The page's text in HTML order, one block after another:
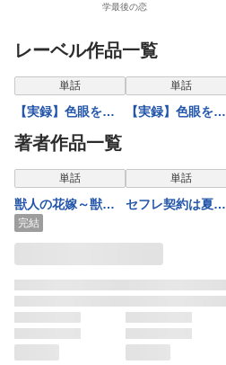
学最後の恋
レーベル作品一覧
表示制限中
単話
【実録】色眼を持
つ男～怖くて、エ
ッチな都市伝説5
表示制限中
単話
【実録】色眼を持
著者作品一覧
表示制限中
単話
獣人の花嫁～獣期
に暴かれた本能
は、漆黒の猟犬を
《Lovelicot》
完結
表示制限中
単話
セフレ契約は夏の
た私を溶かす、大
一途愛～1